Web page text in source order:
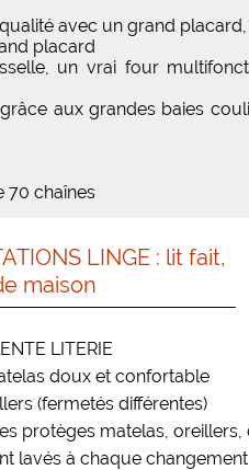
avec un grand
placard
un vrai four
aux grandes baies
70 chaînes
LINGE : lit fait,
maison
LITERIE
doux et confortable
(fermetés différentes)
protèges matelas, oreillers,
lavés à chaque changement